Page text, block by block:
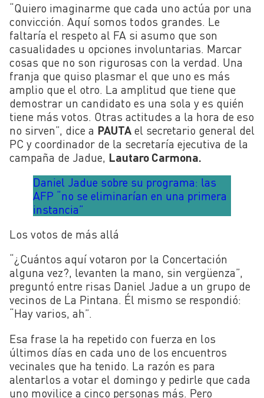
“Quiero imaginarme que cada uno actúa por una
convicción. Aquí somos todos grandes. Le
faltaría el respeto al FA si asumo que son
casualidades u opciones involuntarias. Marcar
cosas que no son rigurosas con la verdad. Una
franja que quiso plasmar el que uno es más
amplio que el otro. La amplitud que tiene que
demostrar un candidato es una sola y es quién
tiene más votos. Otras actitudes a la hora de eso
no sirven”, dice a PAUTA el secretario general del
PC y coordinador de la secretaría ejecutiva de la
campaña de Jadue, Lautaro Carmona.
Daniel Jadue sobre su programa: las
AFP “no se eliminarían en una primera
instancia”
Los votos de más allá
“¿Cuántos aquí votaron por la Concertación
alguna vez?, levanten la mano, sin vergüenza”,
preguntó entre risas Daniel Jadue a un grupo de
vecinos de La Pintana. Él mismo se respondió:
“Hay varios, ah”.
Esa frase la ha repetido con fuerza en los
últimos días en cada uno de los encuentros
vecinales que ha tenido. La razón es para
alentarlos a votar el domingo y pedirle que cada
uno movilice a cinco personas más. Pero